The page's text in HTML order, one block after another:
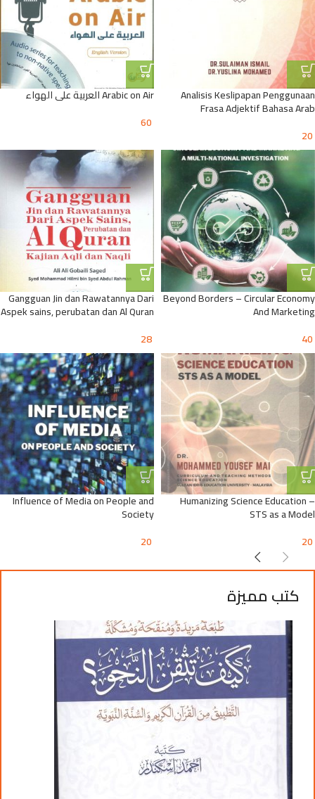
Analisis Keslipapan Penggunaan
Frasa Adjektif Bahasa Arab
20
Arabic on Air العربية على الهواء
60
Beyond Borders – Circular Economy
And Marketing
40
Gangguan Jin dan Rawatannya Dari
Aspek sains, perubatan dan Al Quran
28
Humanizing Science Education –
STS as a Model
20
Influence of Media on People and
Society
20
كتب مميزة